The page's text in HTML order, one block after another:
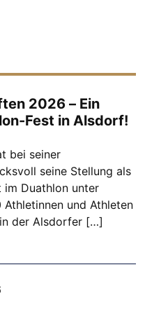
2026 – Ein
Fest in Alsdorf!
bei seiner
seine Stellung als
im Duathlon unter
und Athleten
der Alsdorfer […]